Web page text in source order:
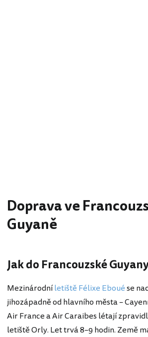
Doprava ve
Guyaně
Jak do Francouzské
Mezinárodníletiště Félixe Ebouése
jihozápadně od hlavního města –
Air France a Air Caraibes létají
letiště Orly. Let trvá 8–9 hodin. Země